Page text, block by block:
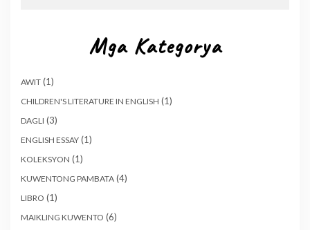
Mga Kategorya
AWIT (1)
CHILDREN'S LITERATURE IN ENGLISH (1)
DAGLI (3)
ENGLISH ESSAY (1)
KOLEKSYON (1)
KUWENTONG PAMBATA (4)
LIBRO (1)
MAIKLING KUWENTO (6)